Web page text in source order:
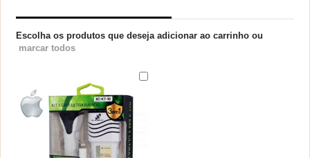
Escolha os produtos que deseja adicionar ao carrinho ou
marcar todos